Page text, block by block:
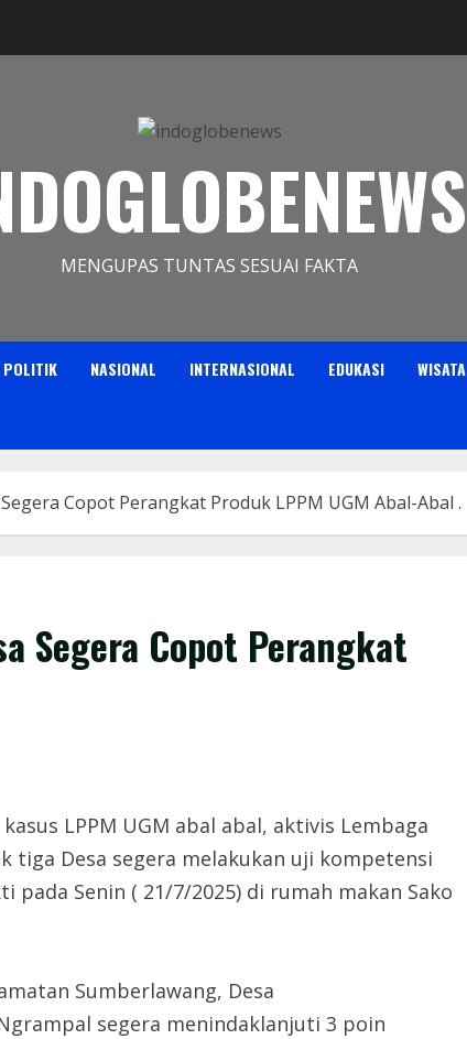
MENGUPAS TUNTAS SESUAI FAKTA
POLITIK NASIONAL INTERNASIONAL EDUKASI WISATA
Copot Perangkat Produk LPPM UGM Abal-Abal .
Segera Copot Perangkat
kasus LPPM UGM abal abal, aktivis Lembaga
tiga Desa segera melakukan uji kompetensi
Senin ( 21/7/2025) di rumah makan Sako
Sumberlawang, Desa
segera menindaklanjuti 3 poin